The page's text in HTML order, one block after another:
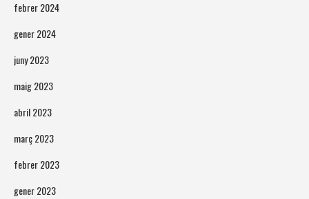
febrer 2024
gener 2024
juny 2023
maig 2023
abril 2023
març 2023
febrer 2023
gener 2023